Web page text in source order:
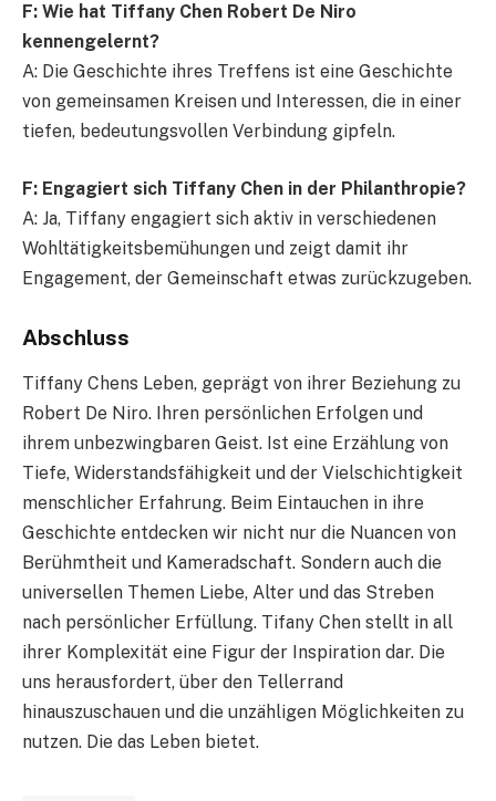
F: Wie hat Tiffany Chen Robert De Niro
kennengelernt?
A: Die Geschichte ihres Treffens ist eine Geschichte
von gemeinsamen Kreisen und Interessen, die in einer
tiefen, bedeutungsvollen Verbindung gipfeln.
F: Engagiert sich Tiffany Chen in der Philanthropie?
A: Ja, Tiffany engagiert sich aktiv in verschiedenen
Wohltätigkeitsbemühungen und zeigt damit ihr
Engagement, der Gemeinschaft etwas zurückzugeben.
Abschluss
Tiffany Chens Leben, geprägt von ihrer Beziehung zu
Robert De Niro. Ihren persönlichen Erfolgen und
ihrem unbezwingbaren Geist. Ist eine Erzählung von
Tiefe, Widerstandsfähigkeit und der Vielschichtigkeit
menschlicher Erfahrung. Beim Eintauchen in ihre
Geschichte entdecken wir nicht nur die Nuancen von
Berühmtheit und Kameradschaft. Sondern auch die
universellen Themen Liebe, Alter und das Streben
nach persönlicher Erfüllung. Tifany Chen stellt in all
ihrer Komplexität eine Figur der Inspiration dar. Die
uns herausfordert, über den Tellerrand
hinauszuschauen und die unzähligen Möglichkeiten zu
nutzen. Die das Leben bietet.